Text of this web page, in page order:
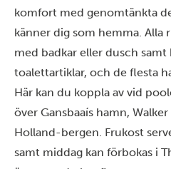
komfort med genomtänkta
känner dig som hemma. Alla
med badkar eller dusch samt
toalettartiklar, och de flesta
Här kan du koppla av vid
över Gansbaaís hamn,
Holland-bergen. Frukost
samt middag kan förbokas i